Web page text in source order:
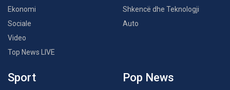
Ekonomi
Sociale
Video
Top News LIVE
Shkencë dhe Teknologji
Auto
Sport Pop News